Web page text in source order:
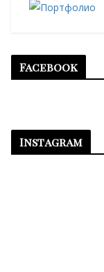
Facebook
Instagram